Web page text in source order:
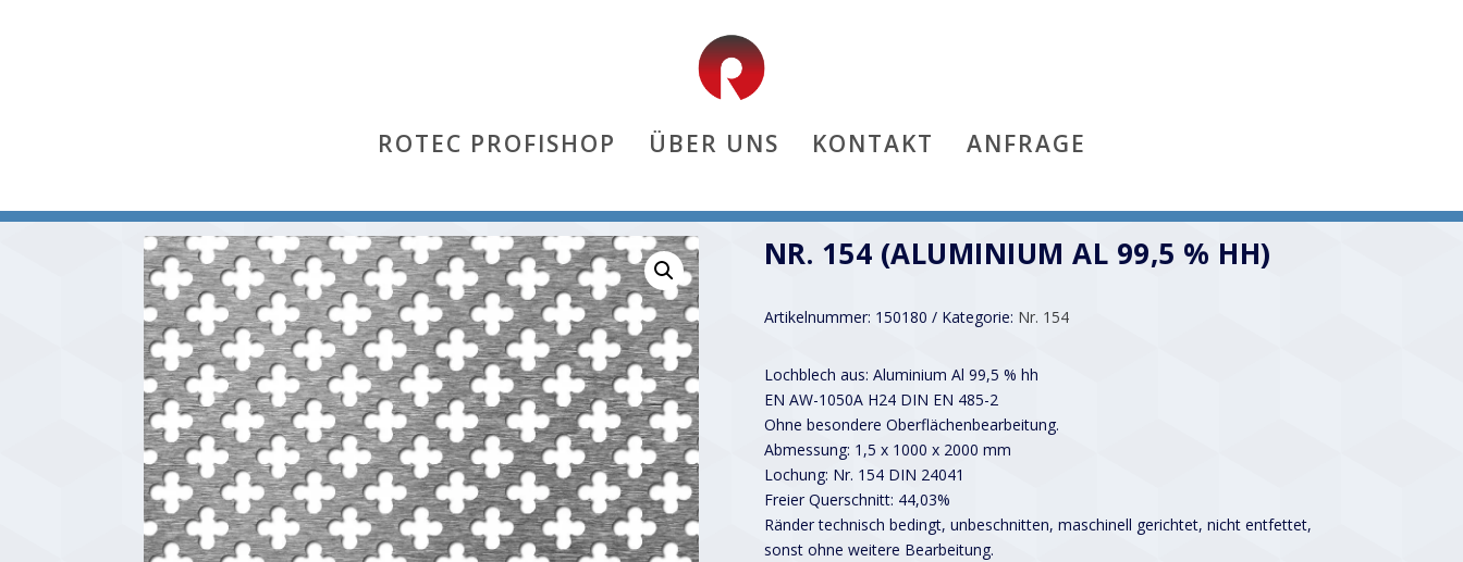
ROTEC PROFISHOP ÜBER UNS KONTAKT ANFRAGE
Start/Nr. 154/ Nr. 154 (Aluminium Al 99,5 % hh)
NR. 154 (ALUMINIUM AL 99,5 % HH)
Artikelnummer: 150180 Kategorie: Nr. 154
Lochblech aus: Aluminium Al 99,5 % hh
EN AW-1050A H24 DIN EN 485-2
Ohne besondere Oberflächenbearbeitung.
Abmessung: 1,5 x 1000 x 2000 mm
Lochung: Nr. 154 DIN 24041
Freier Querschnitt: 44,03%
Ränder technisch bedingt, unbeschnitten, maschinell gerichtet, nicht entfettet,
sonst ohne weitere Bearbeitung.